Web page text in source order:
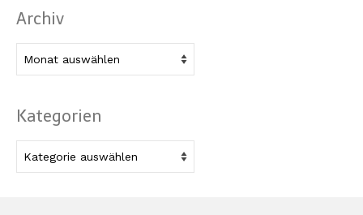
Archiv
Kategorien